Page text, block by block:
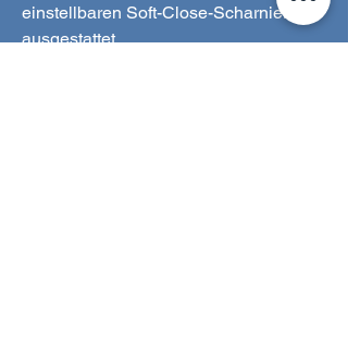
einstellbaren Soft-Close-Scharnieren
ausgestattet.